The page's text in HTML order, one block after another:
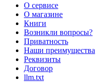
О сервисе
О магазине
Книги
Возникли вопросы?
Приватность
Наши преимущества
Реквизиты
Договор
llm.txt